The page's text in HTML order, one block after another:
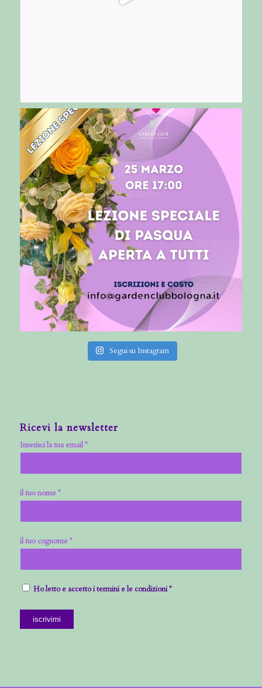
Segui su Instagram
Ricevi la newsletter
Inserisci la tua email *
il tuo nome *
il tuo cognome *
Ho letto e accetto i termini e le condizioni *